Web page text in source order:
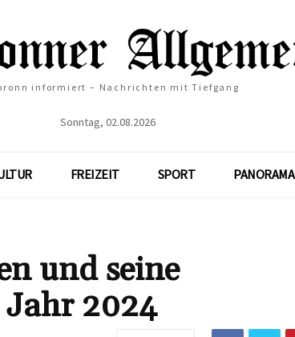
informiert – Nachrichten mit Tiefgang
Sonntag, 02.08.2026
FREIZEIT SPORT PANORAMA
und seine
2024